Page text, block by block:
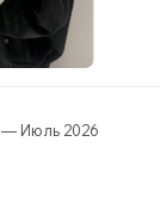
— Июль 2026